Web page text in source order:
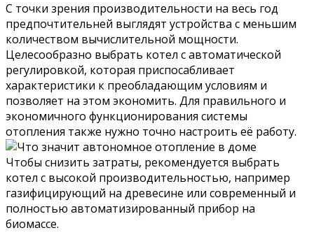
С точки зрения производительности на весь год
предпочтительней выглядят устройства с меньшим
количеством вычислительной мощности.
Целесообразно выбрать котел с автоматической
регулировкой, которая приспосабливает
характеристики к преобладающим условиям и
позволяет на этом экономить. Для правильного и
экономичного функционирования системы
отопления также нужно точно настроить её работу.
Чтобы снизить затраты, рекомендуется выбрать
котел с высокой производительностью, например
газифицирующий на древесине или современный и
полностью автоматизированный прибор на
биомассе.